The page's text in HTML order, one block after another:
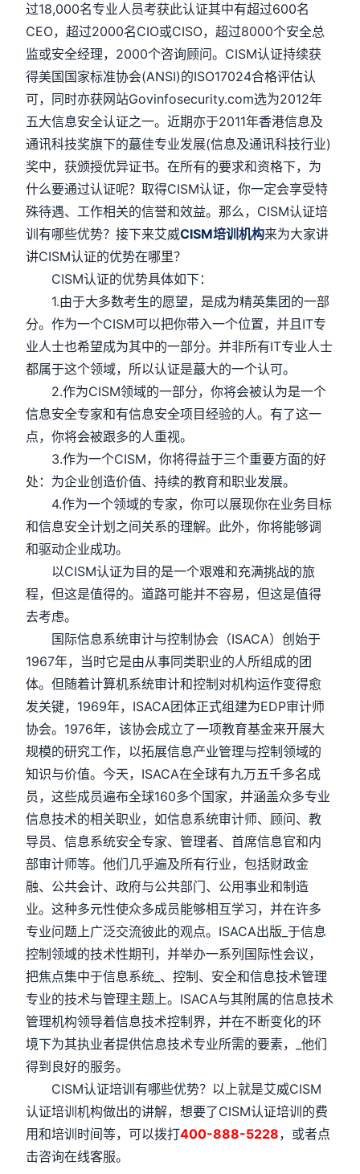
过18,000名专业人员考获此认证其中有超过600名
CEO，超过2000名CIO或CISO，超过8000个安全总
监或安全经理，2000个咨询顾问。CISM认证持续获
得美国国家标准协会(ANSI)的ISO17024合格评估认
可，同时亦获网站Govinfosecurity.com选为2012年
五大信息安全认证之一。近期亦于2011年香港信息及
通讯科技奖旗下的蕞佳专业发展(信息及通讯科技行业)
奖中，获颁授优异证书。在所有的要求和资格下，为
什么要通过认证呢？取得CISM认证，你一定会享受特
殊待遇、工作相关的信誉和效益。那么，CISM认证培
训有哪些优势？接下来艾威CISM培训机构来为大家讲
讲CISM认证的优势在哪里？
CISM认证的优势具体如下：
1.由于大多数考生的愿望，是成为精英集团的一部
分。作为一个CISM可以把你带入一个位置，并且IT专
业人士也希望成为其中的一部分。并非所有IT专业人士
都属于这个领域，所以认证是蕞大的一个认可。
2.作为CISM领域的一部分，你将会被认为是一个
信息安全专家和有信息安全项目经验的人。有了这一
点，你将会被跟多的人重视。
3.作为一个CISM，你将得益于三个重要方面的好
处：为企业创造价值、持续的教育和职业发展。
4.作为一个领域的专家，你可以展现你在业务目标
和信息安全计划之间关系的理解。此外，你将能够调
和驱动企业成功。
以CISM认证为目的是一个艰难和充满挑战的旅
程，但这是值得的。道路可能并不容易，但这是值得
去考虑。
国际信息系统审计与控制协会（ISACA）创始于
1967年，当时它是由从事同类职业的人所组成的团
体。但随着计算机系统审计和控制对机构运作变得愈
发关键，1969年，ISACA团体正式组建为EDP审计师
协会。1976年，该协会成立了一项教育基金来开展大
规模的研究工作，以拓展信息产业管理与控制领域的
知识与价值。今天，ISACA在全球有九万五千多名成
员，这些成员遍布全球160多个国家，并涵盖众多专业
信息技术的相关职业，如信息系统审计师、顾问、教
导员、信息系统安全专家、管理者、首席信息官和内
部审计师等。他们几乎遍及所有行业，包括财政金
融、公共会计、政府与公共部门、公用事业和制造
业。这种多元性使众多成员能够相互学习，并在许多
专业问题上广泛交流彼此的观点。ISACA出版_于信息
控制领域的技术性期刊，并举办一系列国际性会议，
把焦点集中于信息系统_、控制、安全和信息技术管理
专业的技术与管理主题上。ISACA与其附属的信息技术
管理机构领导着信息技术控制界，并在不断变化的环
境下为其执业者提供信息技术专业所需的要素，_他们
得到良好的服务。
CISM认证培训有哪些优势？以上就是艾威CISM
认证培训机构做出的讲解，想要了CISM认证培训的费
用和培训时间等，可以拨打400-888-5228，或者点
击咨询在线客服。